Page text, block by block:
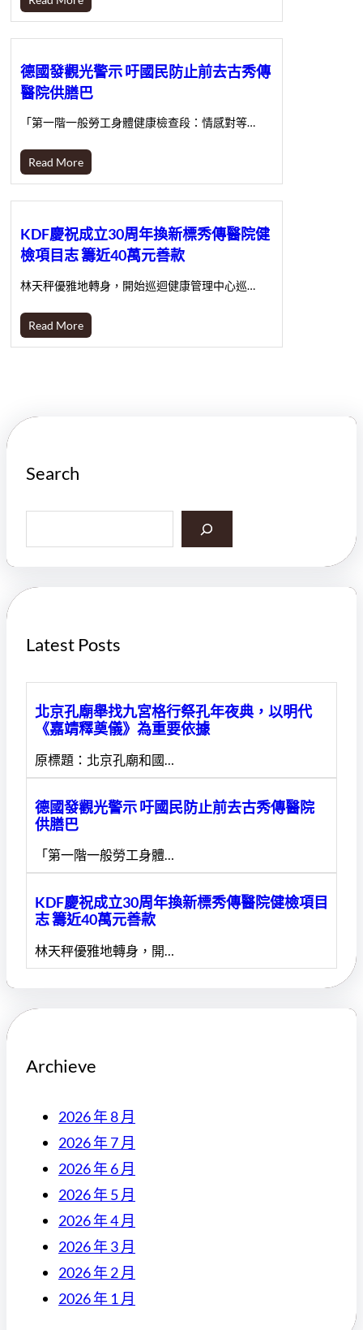
德國發觀光警示 吁國民防止前去古秀傳
醫院供膳巴
「第一階一般勞工身體健康檢查段：情感對等…
Read More
KDF慶祝成立30周年換新標秀傳醫院健
檢項目志 籌近40萬元善款
林天秤優雅地轉身，開始巡迴健康管理中心巡…
Read More
Search
a
h
Latest Posts
北京孔廟舉找九宮格行祭孔年夜典，以明代
《嘉靖釋奠儀》為重要依據
原標題：北京孔廟和國…
德國發觀光警示 吁國民防止前去古秀傳醫院
供膳巴
「第一階一般勞工身體…
KDF慶祝成立30周年換新標秀傳醫院健檢項目
志 籌近40萬元善款
林天秤優雅地轉身，開…
Archieve
2026 年 8 月
2026 年 7 月
2026 年 6 月
2026 年 5 月
2026 年 4 月
2026 年 3 月
2026 年 2 月
2026 年 1 月